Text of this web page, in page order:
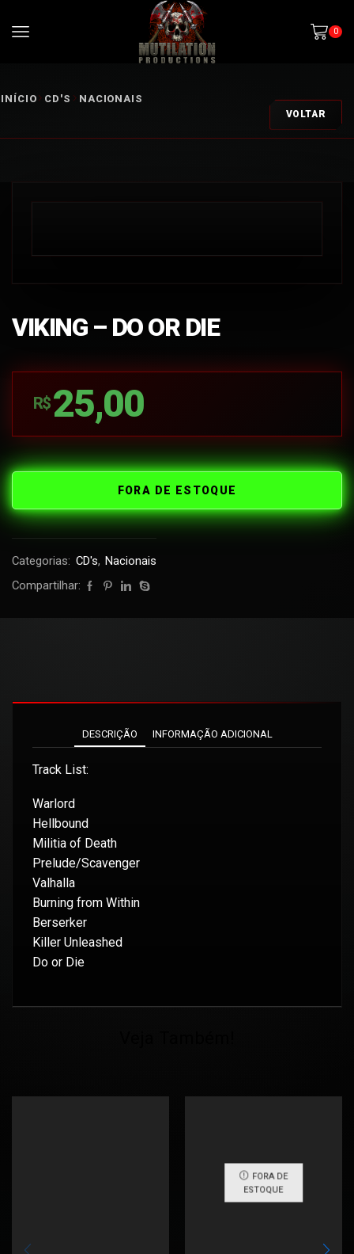
0
INÍCIO CD'S NACIONAIS
VOLTAR
VIKING – DO OR DIE
R$ 25,00
FORA DE ESTOQUE
Categorias: CD's, Nacionais
Compartilhar:
DESCRIÇÃO INFORMAÇÃO ADICIONAL
Track List:
Warlord
Hellbound
Militia of Death
Prelude/Scavenger
Valhalla
Burning from Within
Berserker
Killer Unleashed
Do or Die
FORA DE
ESTOQUE